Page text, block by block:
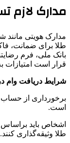
مدارک لازم
طلا برای ضمانت،
بانک ملی، فرم
قرار است امتیازات
شرایط دریافت وام
برخورداری از
است.
طلا وثیقه‌گذاری کنند.